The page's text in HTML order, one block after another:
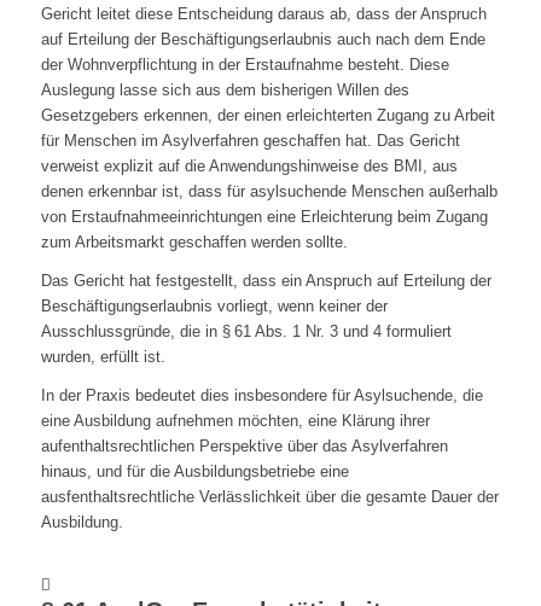
Gericht leitet diese Entscheidung daraus ab, dass der Anspruch
auf Erteilung der Beschäftigungserlaubnis auch nach dem Ende
der Wohnverpflichtung in der Erstaufnahme besteht. Diese
Auslegung lasse sich aus dem bisherigen Willen des
Gesetzgebers erkennen, der einen erleichterten Zugang zu Arbeit
für Menschen im Asylverfahren geschaffen hat. Das Gericht
verweist explizit auf die Anwendungshinweise des BMI, aus
denen erkennbar ist, dass für asylsuchende Menschen außerhalb
von Erstaufnahmeeinrichtungen eine Erleichterung beim Zugang
zum Arbeitsmarkt geschaffen werden sollte.
Das Gericht hat festgestellt, dass ein Anspruch auf Erteilung der
Beschäftigungserlaubnis vorliegt, wenn keiner der
Ausschlussgründe, die in § 61 Abs. 1 Nr. 3 und 4 formuliert
wurden, erfüllt ist.
In der Praxis bedeutet dies insbesondere für Asylsuchende, die
eine Ausbildung aufnehmen möchten, eine Klärung ihrer
aufenthaltsrechtlichen Perspektive über das Asylverfahren
hinaus, und für die Ausbildungsbetriebe eine
ausfenthaltsrechtliche Verlässlichkeit über die gesamte Dauer der
Ausbildung.